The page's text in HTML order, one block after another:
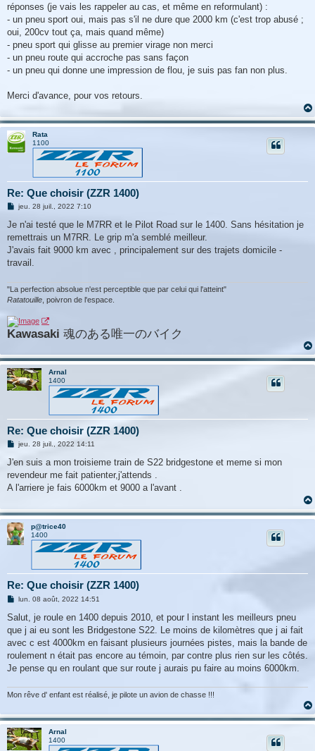
réponses (je vais les rappeler au cas, et même en reformulant) :
- un pneu sport oui, mais pas s'il ne dure que 2000 km (c'est trop abusé ;
oui, 200cv tout ça, mais quand même)
- pneu sport qui glisse au premier virage non merci
- un pneu route qui accroche pas sans façon
- un pneu qui donne une impression de flou, je suis pas fan non plus.
Merci d'avance, pour vos retours.
Rata
1100
Re: Que choisir (ZZR 1400)
M
s
a
g
jeu. 28 juil., 2022 7:10
Je n'ai testé que le M7RR et le Pilot Road sur le 1400. Sans hésitation je
remettrais un M7RR. Le grip m'a semblé meilleur.
J'avais fait 9000 km avec , principalement sur des trajets domicile -
travail.
"La perfection absolue n'est perceptible que par celui qui l'atteint"
Ratatouille , poivron de l'espace.
Kawasaki 魂のある唯一のバイク
Arnal
1400
Re: Que choisir (ZZR 1400)
M
s
a
g
jeu. 28 juil., 2022 14:11
J'en suis a mon troisieme train de S22 bridgestone et meme si mon
revendeur me fait patienter,j'attends .
A l'arriere je fais 6000km et 9000 a l'avant .
p@trice40
1400
Re: Que choisir (ZZR 1400)
M
s
a
g
lun. 08 août, 2022 14:51
Salut, je roule en 1400 depuis 2010, et pour l instant les meilleurs pneu
que j ai eu sont les Bridgestone S22. Le moins de kilomètres que j ai fait
avec c est 4000km en faisant plusieurs journées pistes, mais la bande de
roulement n était pas encore au témoin, par contre plus rien sur les côtés.
Je pense qu en roulant que sur route j aurais pu faire au moins 6000km.
Mon rêve d' enfant est réalisé, je pilote un avion de chasse !!!
Arnal
1400